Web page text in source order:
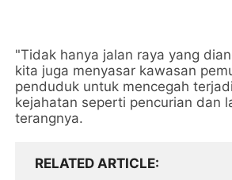
"Tidak hanya jalan raya yang
kita juga menyasar kawasan
penduduk untuk mencegah
kejahatan seperti pencurian dan
terangnya.
RELATED ARTICLE